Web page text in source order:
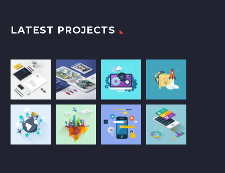
LATEST PROJECTS